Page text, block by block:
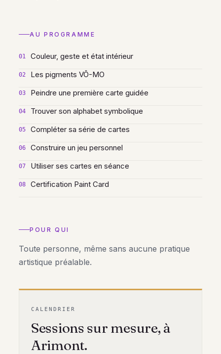
AU PROGRAMME
01 Couleur, geste et état intérieur
02 Les pigments VÔ-MO
03 Peindre une première carte guidée
04 Trouver son alphabet symbolique
05 Compléter sa série de cartes
06 Construire un jeu personnel
07 Utiliser ses cartes en séance
08 Certification Paint Card
POUR QUI
Toute personne, même sans aucune pratique
artistique préalable.
CALENDRIER
Sessions sur mesure, à
Arimont.